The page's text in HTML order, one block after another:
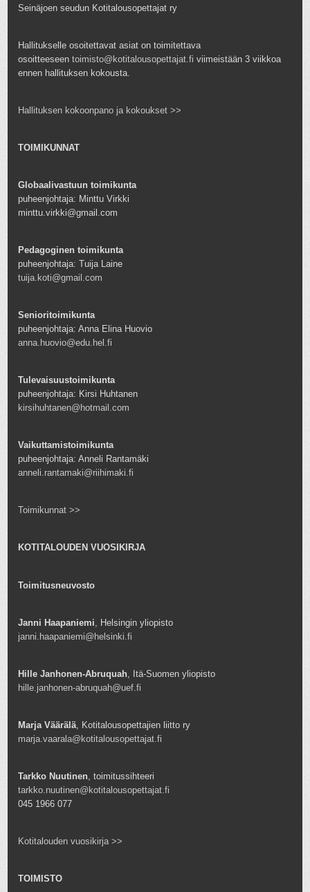
Seinäjoen seudun Kotitalousopettajat ry
Hallitukselle osoitettavat asiat on toimitettava
osoitteeseentoimisto@kotitalousopettajat.fi viimeistään 3 viikkoa
ennen hallituksen kokousta.
Hallituksen kokoonpano ja kokoukset >>
TOIMIKUNNAT
Globaalivastuun toimikunta
puheenjohtaja: Minttu Virkki
minttu.virkki@gmail.com
Pedagoginen toimikunta
puheenjohtaja: Tuija Laine
tuija.koti@gmail.com
Senioritoimikunta
puheenjohtaja: Anna Elina Huovio
anna.huovio@edu.hel.fi
Tulevaisuustoimikunta
puheenjohtaja: Kirsi Huhtanen
kirsihuhtanen@hotmail.com
Vaikuttamistoimikunta
puheenjohtaja: Anneli Rantamäki
anneli.rantamaki@riihimaki.fi
Toimikunnat >>
KOTITALOUDEN VUOSIKIRJA
Toimitusneuvosto
Janni Haapaniemi , Helsingin yliopisto
janni.haapaniemi@helsinki.fi
Hille Janhonen-Abruquah , Itä-Suomen yliopisto
hille.janhonen-abruquah@uef.fi
Marja Väärälä , Kotitalousopettajien liitto ry
marja.vaarala@kotitalousopettajat.fi
Tarkko Nuutinen , toimitussihteeri
tarkko.nuutinen@kotitalousopettajat.fi
045 1966 077
Kotitalouden vuosikirja >>
TOIMISTO